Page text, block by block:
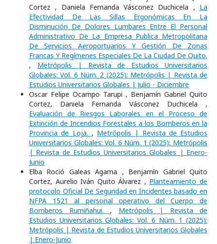
Cortez , Daniela Fernanda Vásconez Duchicela , La
Efectividad De Las Sillas Ergonómicas En La
Disminución De Dolores Lumbares Entre El Personal
Administrativo De La Empresa Publica Metropolitana
De Servicios Aeroportuarios Y Gestión De Zonas
Francas Y Regímenes Especiales De La Ciudad De Quito.
, Metrópolis | Revista de Estudios Universitarios
Globales: Vol. 6 Núm. 2 (2025): Metrópolis | Revista de
Estudios Universitarios Globales | Julio - Diciembre
Oscar Felipe Ocampo Tarupi , Benjamín Gabriel Quito
Cortez, Daniela Fernanda Vásconez Duchicela ,
Evaluación de Riesgos Laborales en el Proceso de
Extinción de Incendios Forestales a los Bomberos en la
Provincia de Loja. , Metrópolis | Revista de Estudios
Universitarios Globales: Vol. 6 Núm. 1 (2025): Metrópolis
| Revista de Estudios Universitarios Globales | Enero-
Junio
Elba Roció Galeas Agama , Benjamín Gabriel Quito
Cortez, Aurelio Iván Quito Álvarez , Planteamiento de
protocolo Oficial De Seguridad en Incidentes basado en
NFPA 1521 al personal operativo del Cuerpo de
Bomberos Rumiñahui. , Metrópolis | Revista de
Estudios Universitarios Globales: Vol. 6 Núm. 1 (2025):
Metrópolis | Revista de Estudios Universitarios Globales
| Enero-Junio